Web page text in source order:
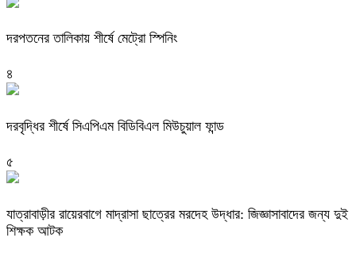
দরপতনের তালিকায় শীর্ষে মেট্রো স্পিনিং
৪
দরবৃদ্ধির শীর্ষে সিএপিএম বিডিবিএল মিউচুয়াল ফান্ড
৫
যাত্রাবাড়ীর রায়েরবাগে মাদ্রাসা ছাত্রের মরদেহ উদ্ধার: জিজ্ঞাসাবাদের জন্য দুই
শিক্ষক আটক